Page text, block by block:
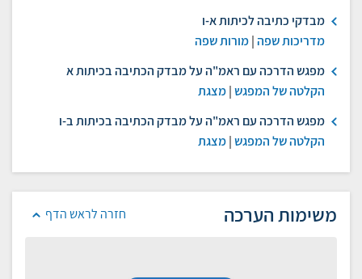
מבדקי כתיבה לכיתות א-ו
מדריכות שפה|מורות שפה
מפגש הדרכה עם ראמ"ה על מבדק הכתיבה בכיתות א
הקלטה של המפגש|מצגת
מפגש הדרכה עם ראמ"ה על מבדק הכתיבה בכיתות ב-ו
הקלטה של המפגש|מצגת
חזרה לראש הדף משימות הערכה